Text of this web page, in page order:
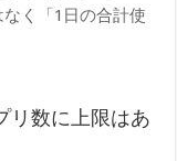
なく「1日の合計使
リ数に上限はあ